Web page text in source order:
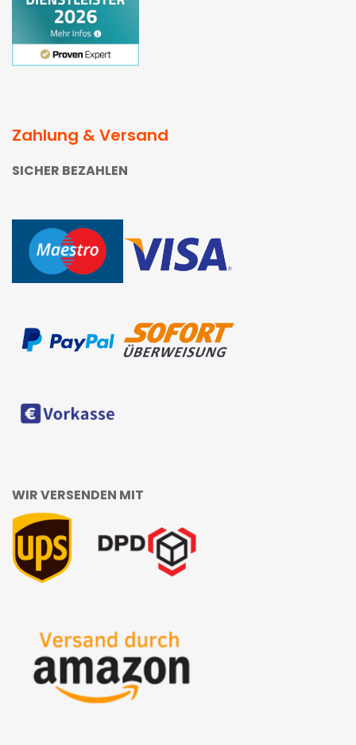
Zahlung & Versand
SICHER BEZAHLEN
WIR VERSENDEN MIT